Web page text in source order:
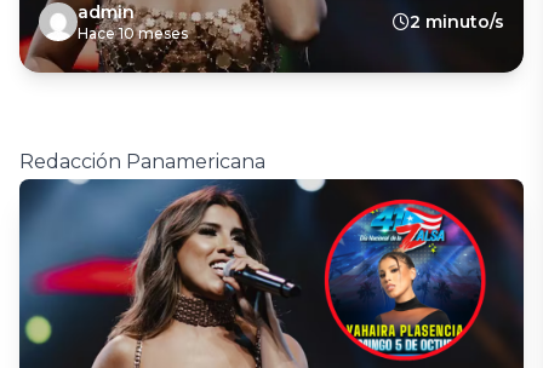
admin
Hace 10 meses
2 minuto/s
Redacción Panamericana